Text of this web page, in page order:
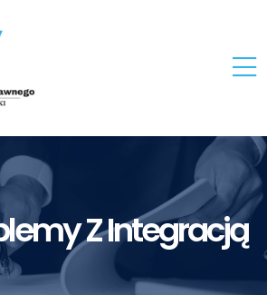
Z Integracją